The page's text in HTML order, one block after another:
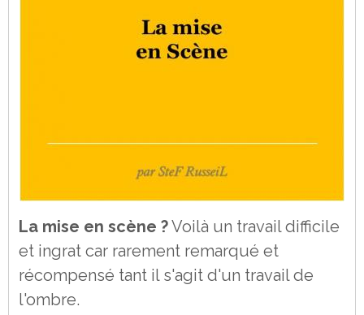
La mise en scène ?Voilà un travail difficile
et ingrat car rarement remarqué et
récompensé tant il s'agit d'un travail de
l'ombre.